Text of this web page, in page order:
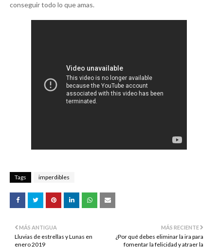
conseguir todo lo que amas.
Tags imperdibles
MÁS RECIENTE
¿Por qué debes eliminar la ira para
fomentar la felicidad y atraer la
MÁS ANTIGUA
Lluvias de estrellas y Lunas en
enero 2019